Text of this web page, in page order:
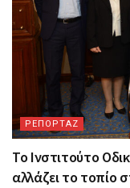
ΡΕΠΟΡΤΑΖ
Το Ινστιτούτο
αλλάζει το τοπίο